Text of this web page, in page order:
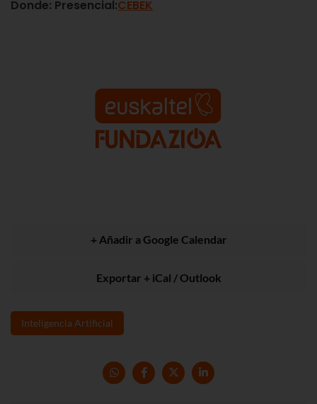
Donde: Presencial:CEBEK
+ Añadir a Google Calendar
Exportar + iCal / Outlook
Inteligencia Artificial